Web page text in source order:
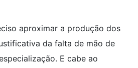
aproximar a produção dos
da falta de mão de
E cabe ao